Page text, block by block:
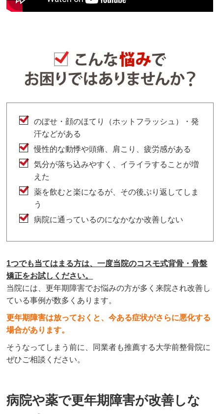
のぼせ・顔のほてり（ホットフラッシュ）・発
汗などがある
慢性的な動悸や頭痛、肩こり、疲労感がある
気分が落ち込みやすく、イライラすることが増
えた
薬を飲むと楽になるが、その後ぶり返してしま
う
病院に通っているのになかなか改善しない
1つでも当てはまる方は、一度当院のコスモ式背骨・骨盤
矯正をお試しください。
当院には、更年期障害でお悩みの方が多く来院され改善し
ている事例が数多くあります。
更年期障害は放っておくと、今ある症状がさらに悪化する
場合があります。
そうなってしまう前に、同業者も推薦する大学前整骨院に
ぜひご相談ください。
病院や薬で更年期障害が改善しな